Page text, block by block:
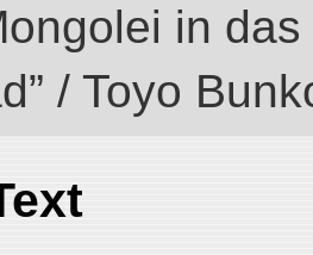
in das
/ Toyo